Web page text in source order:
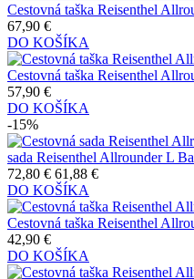
Cestovná taška Reisenthel
67,90 €
DO KOŠÍKA
Cestovná taška Reisenthel
57,90 €
DO KOŠÍKA
-15%
sada Reisenthel Allrounder L
72,80 € 61,88 €
DO KOŠÍKA
Cestovná taška Reisenthel
42,90 €
DO KOŠÍKA